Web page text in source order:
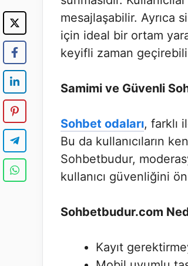
mesajlaşabilir. Ayrıca
için ideal bir ortam
keyifli zaman
Samimi ve Güvenli
Sohbet odaları, farklı
Bu da kullanıcıların
Sohbetbudur,
kullanıcı güvenliğini
Sohbetbudur.com
Kayıt